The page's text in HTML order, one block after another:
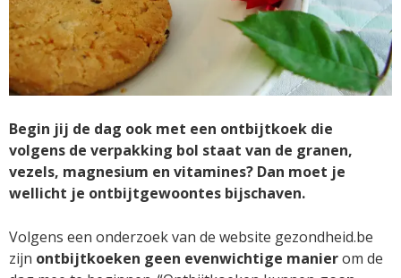
Begin jij de dag ook met een ontbijtkoek die
volgens de verpakking bol staat van de granen,
vezels, magnesium en vitamines? Dan moet je
wellicht je ontbijtgewoontes bijschaven.
Volgens een onderzoek van de website gezondheid.be
zijn ontbijtkoeken geen evenwichtige manierom de